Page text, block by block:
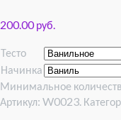
200.00 руб.
Тесто
Начинка
Минимальное
Артикул: W0023.